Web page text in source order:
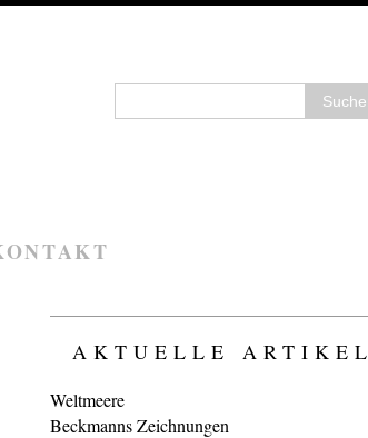
AKTUELLE ARTIKEL
Weltmeere
Beckmanns Zeichnungen